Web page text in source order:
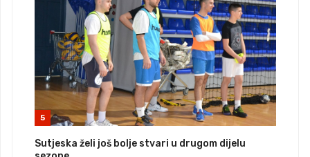
5
Sutjeska želi još bolje stvari u drugom dijelu